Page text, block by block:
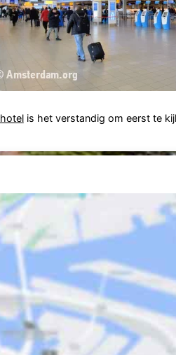
hotelis het verstandig om eerst te